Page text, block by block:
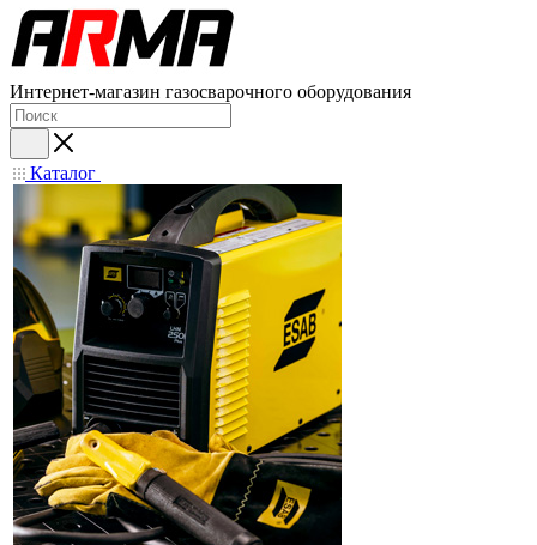
Интернет-магазин газосварочного оборудования
Каталог